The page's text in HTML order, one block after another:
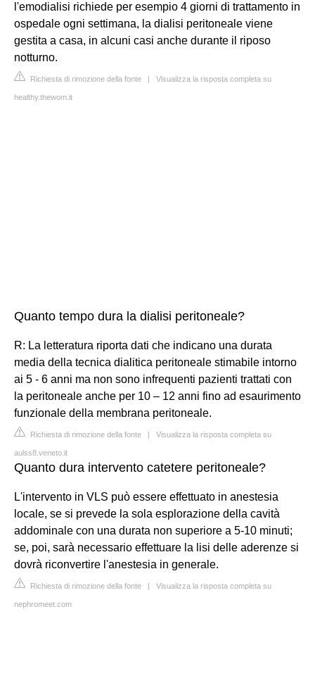
l'emodialisi richiede per esempio 4 giorni di trattamento in
ospedale ogni settimana, la dialisi peritoneale viene
gestita a casa, in alcuni casi anche durante il riposo
notturno.
Richiesta di rimozione della fonte | Visualizza la risposta completa su
healthy.thewom.it
Quanto tempo dura la dialisi peritoneale?
R: La letteratura riporta dati che indicano una durata
media della tecnica dialitica peritoneale stimabile intorno
ai 5 - 6 anni ma non sono infrequenti pazienti trattati con
la peritoneale anche per 10 – 12 anni fino ad esaurimento
funzionale della membrana peritoneale.
Richiesta di rimozione della fonte | Visualizza la risposta completa su
aulss8.veneto.it
Quanto dura intervento catetere peritoneale?
L'intervento in VLS può essere effettuato in anestesia
locale, se si prevede la sola esplorazione della cavità
addominale con una durata non superiore a 5-10 minuti;
se, poi, sarà necessario effettuare la lisi delle aderenze si
dovrà riconvertire l'anestesia in generale.
Richiesta di rimozione della fonte | Visualizza la risposta completa su
nephromeet.com